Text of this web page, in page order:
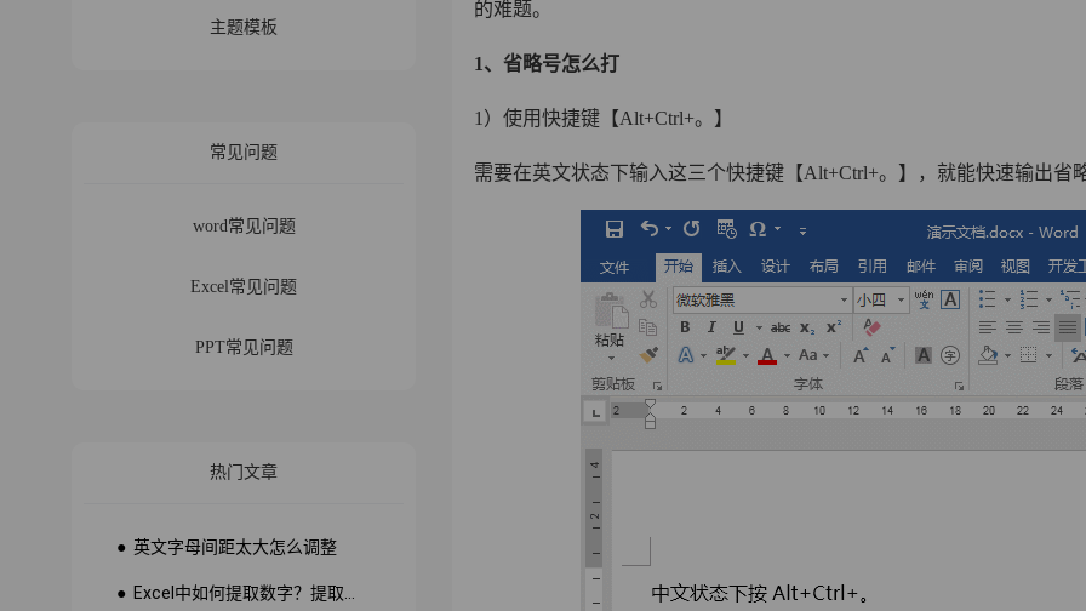
主题模板
常见问题
word常见问题
Excel常见问题
PPT常见问题
热门文章
● 英文字母间距太大怎么调整
的难题。
1、省略号怎么打
1）使用快捷键【Alt+Ctrl+。】
需要在英文状态下输入这三个快捷键【Alt+Ctrl+。】，就能快速输出省